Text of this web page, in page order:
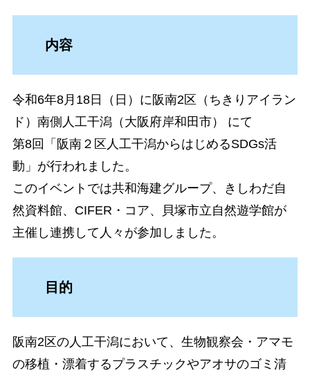
内容
令和6年8月18日（日）に阪南2区（ちきりアイラン
ド）南側人工干潟（大阪府岸和田市） にて
第8回「阪南２区人工干潟からはじめるSDGs活
動」が行われました。
このイベントでは共和海建グループ、きしわだ自
然資料館、CIFER・コア、貝塚市立自然遊学館が
主催し連携して人々が参加しました。
目的
阪南2区の人工干潟において、生物観察会・アマモ
の移植・漂着するプラスチックやアオサのゴミ清